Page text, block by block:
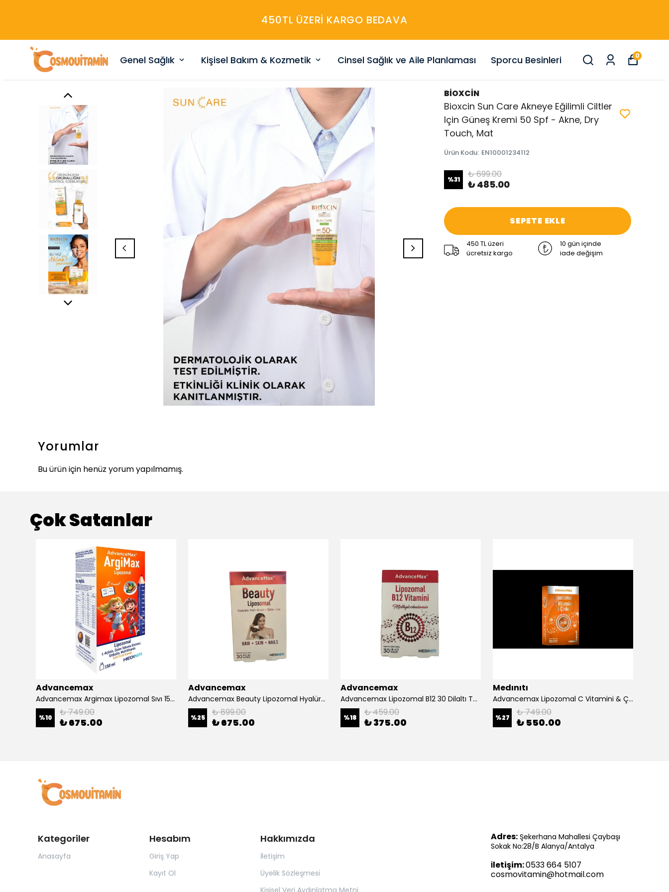
450TL ÜZERİ KARGO BEDAVA
Genel Sağlık Kişisel Bakım & Kozmetik Cinsel Sağlık ve Aile Planlaması Sporcu Besinleri 0
BİOXCİN
Bioxcin Sun Care Akneye Eğilimli Ciltler
Için Güneş Kremi 50 Spf - Akne, Dry
Touch, Mat
Ürün Kodu: EN10001234112
%31 ₺ 699.00
₺ 485.00
SEPETE EKLE
450 TL üzeri
ücretsiz kargo
10 gün içinde
iade değişim
Yorumlar
Bu ürün için henüz yorum yapılmamış.
Çok Satanlar
Advancemax
Advancemax Argimax Lipozomal Sıvı 150 ml 8684375607587
%10 ₺ 749.00
₺ 675.00
Advancemax
Advancemax Beauty Lipozomal Hyalüronik Asit Keratin Biotin Zn 30 Kapsül 8684375607556
%25 ₺ 899.00
₺ 675.00
Advancemax
Advancemax Lipozomal B12 30 Dilaltı Tablet 8684375607525
%18 ₺ 459.00
₺ 375.00
Medınıtı
Advancemax Lipozomal C Vitamini & Çinko 30 Kapsül 8684375607549
%27 ₺ 749.00
₺ 550.00
Kategoriler
Anasayfa
Hesabım
Giriş Yap
Kayıt Ol
Hakkımızda
İletişim
Üyelik Sözleşmesi
Adres: Şekerhana Mahallesi Çaybaşı
Sokak No:28/B Alanya/Antalya
İletişim:0533 664 5107
cosmovitamin@hotmail.com